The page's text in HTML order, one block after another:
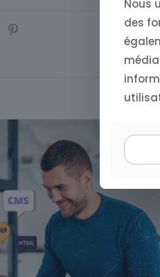
Nous
des